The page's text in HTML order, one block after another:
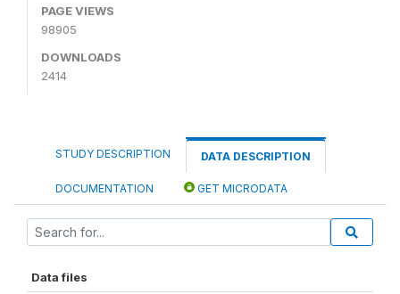
PAGE VIEWS
98905
DOWNLOADS
2414
STUDY DESCRIPTION DATA DESCRIPTION
DOCUMENTATION GET MICRODATA
Data files